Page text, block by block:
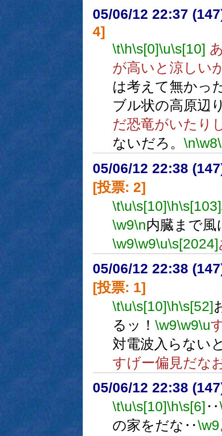
05/06/12 22:37
4]
\t\h\s[0]\u\s[10]
が高いと涼しい
は考えて無かっ
ブル状の高原辺
だ恐竜がいたり
ないだろ。 \n\w8
05/06/12 22:38
[投票: 2]
\t\u\s[10]\h\s[103]
\w9\n内臓まで風
\w9\w9\u\s[2024]
05/06/12 22:38
[投票: 1]
\t\u\s[10]\h\s[52]
るッ！ \w9\w9\u
対電波入らない
すげー偏見だな
05/06/12 22:38
\t\u\s[10]\h\s[6] ‥
の家をだな‥\w9